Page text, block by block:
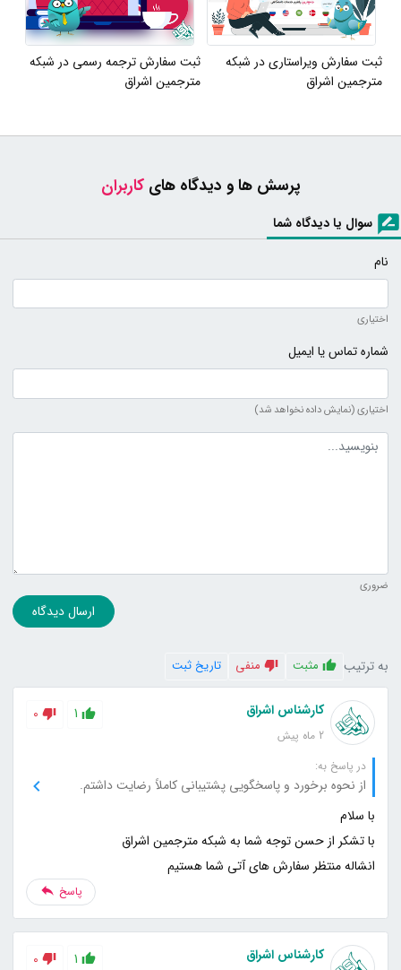
ثبت سفارش ویراستاری در شبکه
مترجمین اشراق
ثبت سفارش ترجمه رسمی در شبکه
مترجمین اشراق
پرسش ها و دیدگاه هایکاربران
سوال یا دیدگاه شما
نام
اختیاری
شماره تماس یا ایمیل
اختیاری (نمایش داده نخواهد شد)
متن دیدگاه
ضروری
ارسال دیدگاه
به ترتیب مثبت منفی تاریخ ثبت
کارشناس اشراق
2 ماه پیش
1
0
در پاسخ به:
از نحوه برخورد و پاسخگویی پشتیبانی کاملاً رضایت داشتم.
انشاله منتظر سفارش های آتی شما هستیم
پاسخ
کارشناس اشراق 1
0